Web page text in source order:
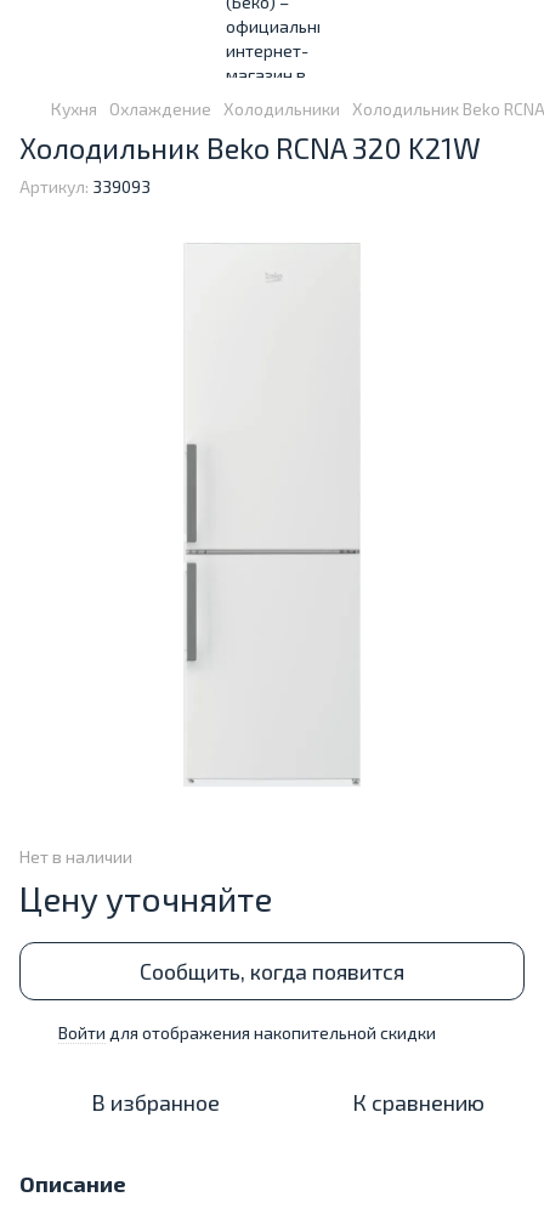
Кухня Охлаждение Холодильники Холодильник Beko
Холодильник Beko RCNA 320 K21W
Артикул: 339093
Нет в наличии
Цену уточняйте
Сообщить, когда появится
Войти для отображения накопительной скидки
В избранное К сравнению
Описание